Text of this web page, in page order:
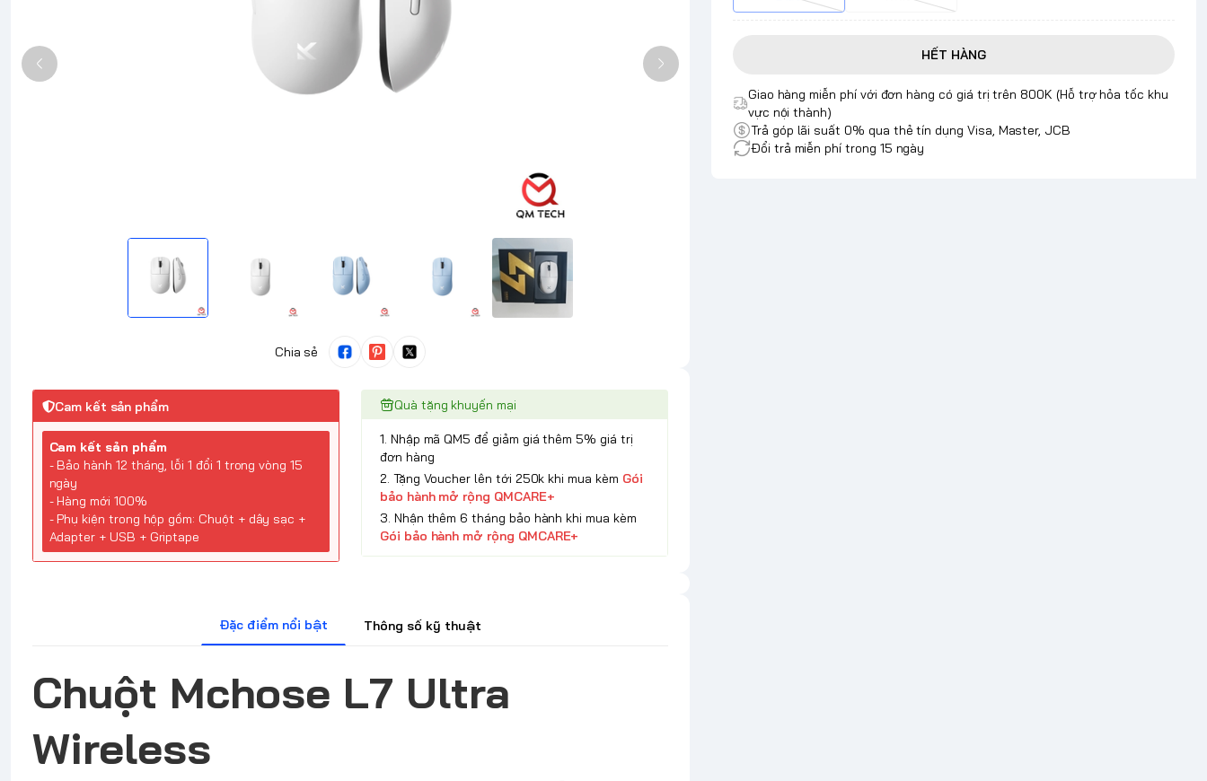
Chia sẻ
HẾT HÀNG
Giao hàng miễn phí với đơn hàng có giá trị trên 800K (Hỗ trợ hỏa tốc khu
vực nội thành)
Trả góp lãi suất 0% qua thẻ tín dụng Visa, Master, JCB
Đổi trả miễn phí trong 15 ngày
Cam kết sản phẩm
Cam kết sản phẩm
- Bảo hành 12 tháng, lỗi 1 đổi 1 trong vòng 15
ngày
- Hàng mới 100%
- Phụ kiện trong hộp gồm: Chuột + dây sạc +
Adapter + USB + Griptape
Quà tặng khuyến mại
1. Nhập mã QM5 để giảm giá thêm 5% giá trị
đơn hàng
2. Tặng Voucher lên tới 250k khi mua kèm Gói
bảo hành mở rộng QMCARE+
3. Nhận thêm 6 tháng bảo hành khi mua kèm
Gói bảo hành mở rộng QMCARE+
Đặc điểm nổi bật Thông số kỹ thuật
Chuột Mchose L7 Ultra
Wireless